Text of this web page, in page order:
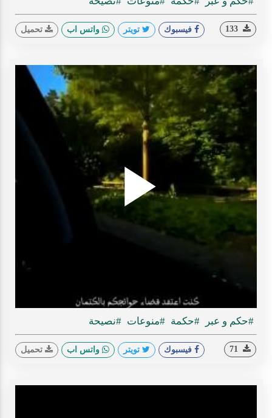
فيسبوك تويتر واتس اب تحميل
Play
#حكم و عبر #حكمة #منوعات #نصيحة
فيسبوك تويتر واتس اب تحميل